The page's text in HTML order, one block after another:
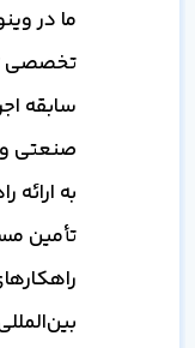
ما در
تخصصی
سابقه
صنعتی و
به ارائه
تأمین